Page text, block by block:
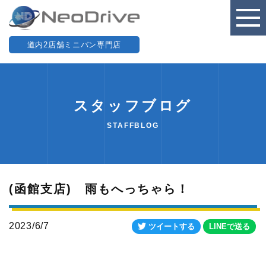
道内2店舗ミニバン専門店
スタッフブログ
STAFFBLOG
(函館支店) 雨もへっちゃら！
2023/6/7 ツイートする LINEで送る